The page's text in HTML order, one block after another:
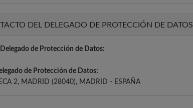
DEL DELEGADO DE PROTECCIÓN DE DATOS
de Protección de Datos:
de Protección de Datos:
2, MADRID (28040), MADRID - ESPAÑA